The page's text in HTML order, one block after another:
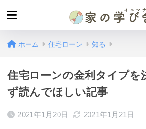
ホーム 住宅ローン 知る
住宅ローンの金利タイプを
ず読んでほしい記事
2021年1月20日 2021年1月21日